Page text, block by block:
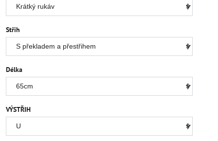
Střih
Délka
VÝSTŘIH